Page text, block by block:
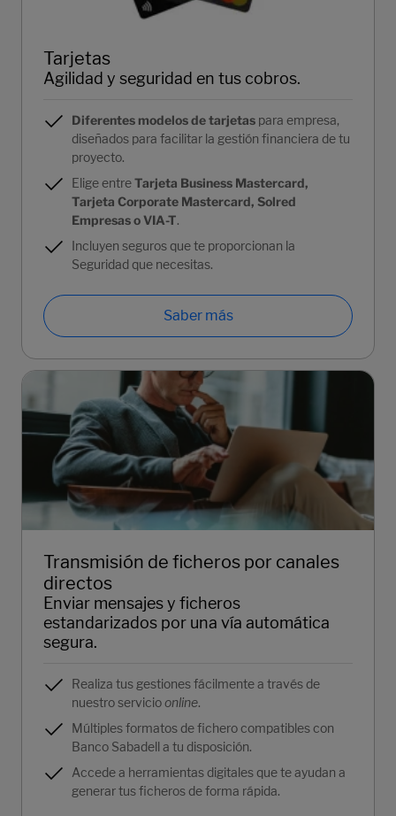
Tarjetas
Agilidad y seguridad en tus cobros.
Diferentes modelos de tarjetas para empresa,
diseñados para facilitar la gestión financiera de tu
proyecto.
Elige entreTarjeta Business Mastercard,
Tarjeta Corporate Mastercard, Solred
Empresas o VIA-T.
Incluyen seguros que te proporcionan la
Seguridad que necesitas.
Saber más
Transmisión de ficheros por canales
directos
Enviar mensajes y ficheros
estandarizados por una vía automática
segura.
Realiza tus gestiones fácilmente a través de
nuestro servicioonline.
Múltiples formatos de fichero compatibles con
Banco Sabadell a tu disposición.
Accede a herramientas digitales que te ayudan a
generar tus ficheros de forma rápida.